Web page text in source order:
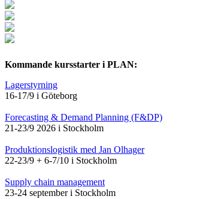
Kommande kursstarter i PLAN:
Lagerstyrning
16-17/9 i Göteborg
Forecasting & Demand Planning (F&DP)
21-23/9 2026 i Stockholm
Produktionslogistik med Jan Olhager
22-23/9 + 6-7/10 i Stockholm
Supply chain management
23-24 september i Stockholm